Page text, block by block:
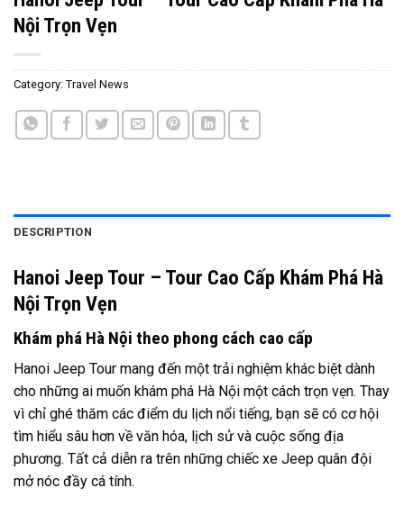
Nội Trọn Vẹn
Category: Travel News
DESCRIPTION
Hanoi Jeep Tour – Tour Cao Cấp Khám Phá Hà
Nội Trọn Vẹn
Khám phá Hà Nội theo phong cách cao cấp
Hanoi Jeep Tour mang đến một trải nghiệm khác biệt dành
cho những ai muốn khám phá Hà Nội một cách trọn vẹn. Thay
vì chỉ ghé thăm các điểm du lịch nổi tiếng, bạn sẽ có cơ hội
tìm hiểu sâu hơn về văn hóa, lịch sử và cuộc sống địa
phương. Tất cả diễn ra trên những chiếc xe Jeep quân đội
mở nóc đầy cá tính.